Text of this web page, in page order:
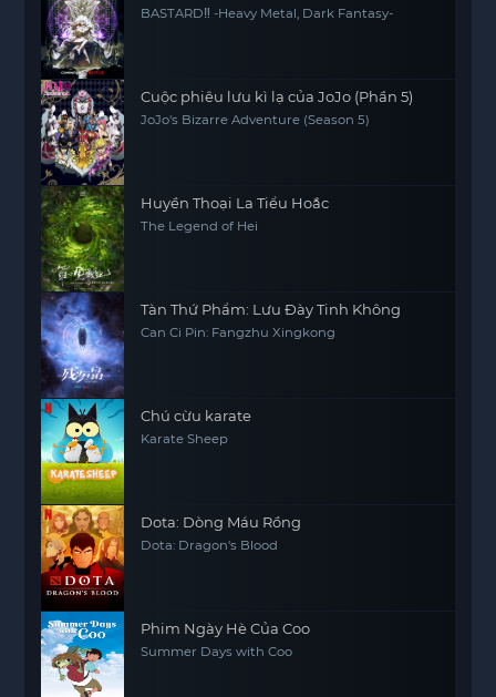
BASTARD‼ -Heavy Metal, Dark Fantasy-
Cuộc phiêu lưu kì lạ của JoJo (Phần 5)
JoJo's Bizarre Adventure (Season 5)
Huyền Thoại La Tiểu Hoắc
The Legend of Hei
Tàn Thứ Phẩm: Lưu Đày Tinh Không
Can Ci Pin: Fangzhu Xingkong
Chú cừu karate
Karate Sheep
Dota: Dòng Máu Rồng
Dota: Dragon's Blood
Phim Ngày Hè Của Coo
Summer Days with Coo